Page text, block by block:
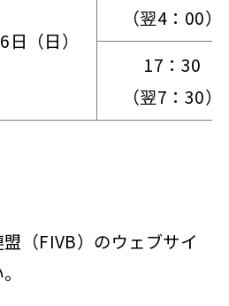
日（日）
（翌4：00）
17：30
（翌7：30）
（FIVB）のウェブサイ